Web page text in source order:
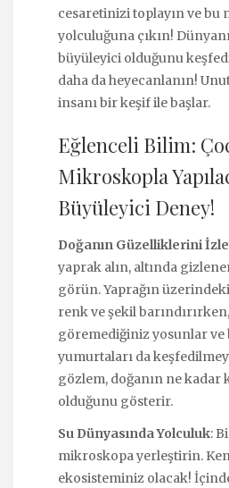
cesaretinizi toplayın ve bu
yolculuğuna çıkın!
büyüleyici olduğunu
daha da heyecanlanın!
insanı bir keşif ile başlar.
Eğlenceli Bilim:
Mikroskopla
Büyüleyici Deney!
Doğanın Güzelliklerini
yaprak alın, altında
görün. Yaprağın
renk ve şekil
göremediğiniz yosunlar ve
yumurtaları da
gözlem, doğanın ne kadar
olduğunu gösterir.
Su Dünyasında Yolculuk:
mikroskopa yerleştirin.
ekosisteminiz olacak!